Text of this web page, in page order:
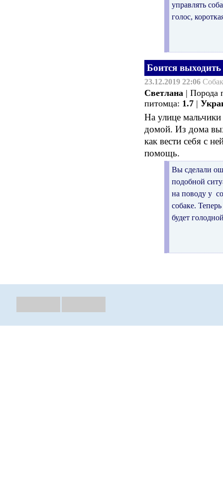
управлять
голос,
Боится
23.12.2019 22:06
Светлана | Порода
питомца: 1.7 |
На улице мальчики
домой. Из дома
как вести себя с
помощь.
Вы сделали
подобной
на поводу у
собаке.
будет